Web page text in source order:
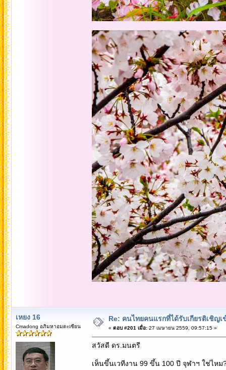
เหยง 16
Cmadong อภิมหาอมตะเซียน
Re: คนไทยคนแรกที่ได้รับเกียรติเชิญ
« ตอบ #201 เมื่อ:27 เมษายน 2559, 09:57:15 »
สวัสดี ดร.มนตรี
เห็นขึ้นเวทีงาน 99 ขึ้น 100 ปี จุฬาฯ ใช่ไหม